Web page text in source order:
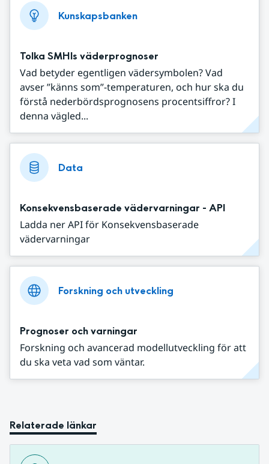
Kunskapsbanken
Tolka SMHIs väderprognoser
Vad betyder egentligen vädersymbolen? Vad
avser ”känns som”-temperaturen, och hur ska du
förstå nederbördsprognosens procentsiffror? I
denna vägled...
Data
Konsekvensbaserade vädervarningar - API
Ladda ner API för Konsekvensbaserade
vädervarningar
Forskning och utveckling
Prognoser och varningar
Forskning och avancerad modellutveckling för att
du ska veta vad som väntar.
Relaterade länkar